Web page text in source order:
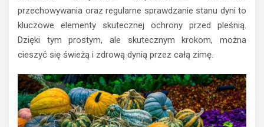
przechowywania oraz regularne sprawdzanie stanu dyni to
kluczowe elementy skutecznej ochrony przed pleśnią.
Dzięki tym prostym, ale skutecznym krokom, można
cieszyć się świeżą i zdrową dynią przez całą zimę.